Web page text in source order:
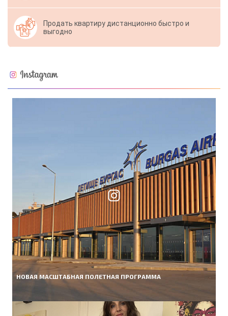
Продать квартиру дистанционно быстро и
выгодно
НОВАЯ МАСШТАБНАЯ ПОЛЕТНАЯ ПРОГРАММА